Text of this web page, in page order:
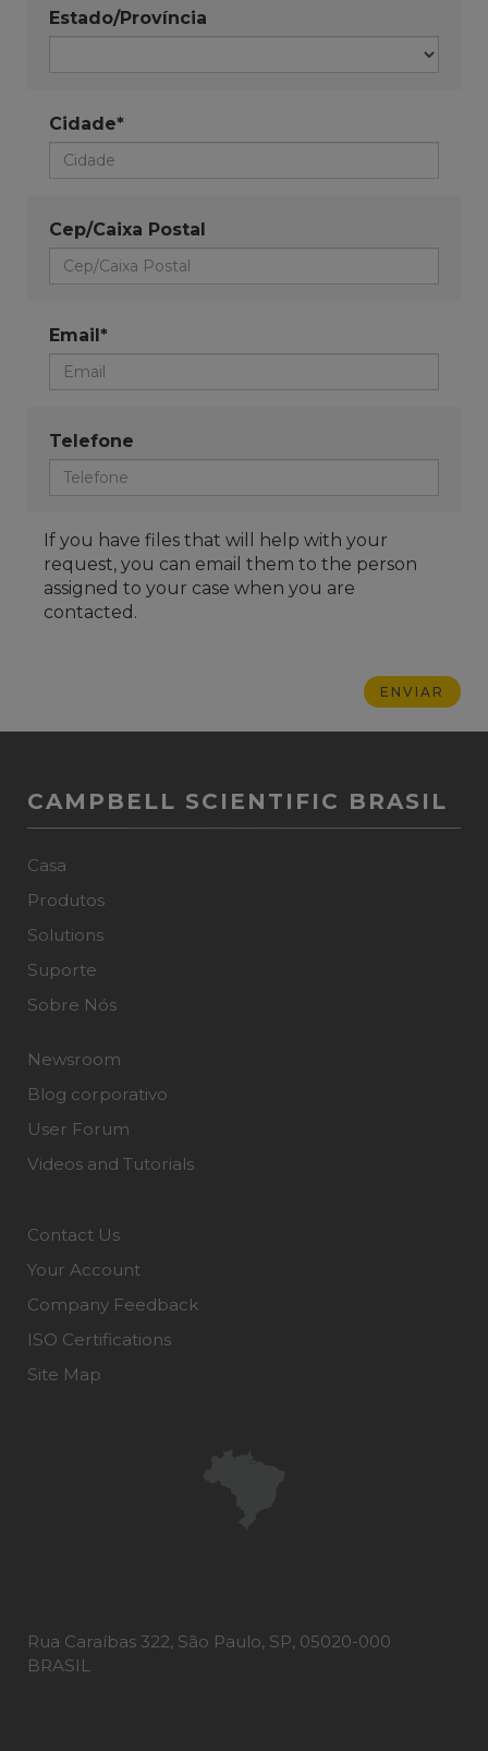
Estado/Província
Cidade*
Cep/Caixa Postal
Email*
Telefone
If you have files that will help with your
request, you can email them to the person
assigned to your case when you are
contacted.
CAMPBELL SCIENTIFIC BRASIL
Casa
Produtos
Solutions
Suporte
Sobre Nós
Newsroom
Blog corporativo
User Forum
Videos and Tutorials
Contact Us
Your Account
Company Feedback
ISO Certifications
Site Map
Rua Caraíbas 322, São Paulo, SP, 05020-000
BRASIL